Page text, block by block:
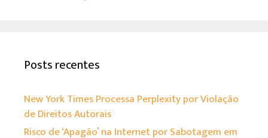
Posts recentes
New York Times Processa Perplexity por Violação
de Direitos Autorais
Risco de ‘Apagão’ na Internet por Sabotagem em